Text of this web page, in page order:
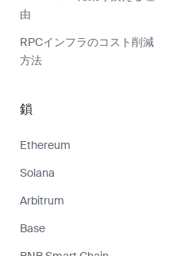
由
RPCインフラのコスト削減
方法
鎖
Ethereum
Solana
Arbitrum
Base